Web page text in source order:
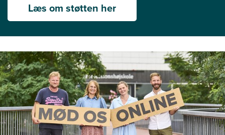
Læs om støtten her